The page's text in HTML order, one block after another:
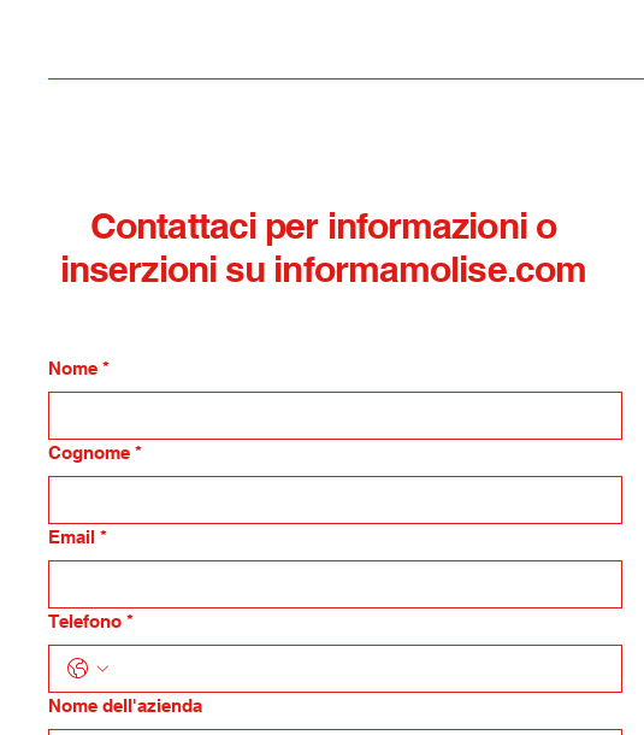
Contattaci per informazioni o
inserzioni su informamolise.com
Nome *
Cognome *
Email *
Telefono *
Nome dell'azienda